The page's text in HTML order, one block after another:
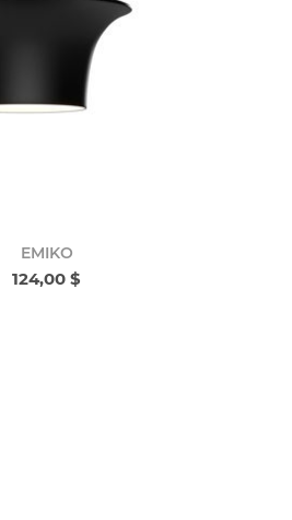
EMIKO
124,00 $